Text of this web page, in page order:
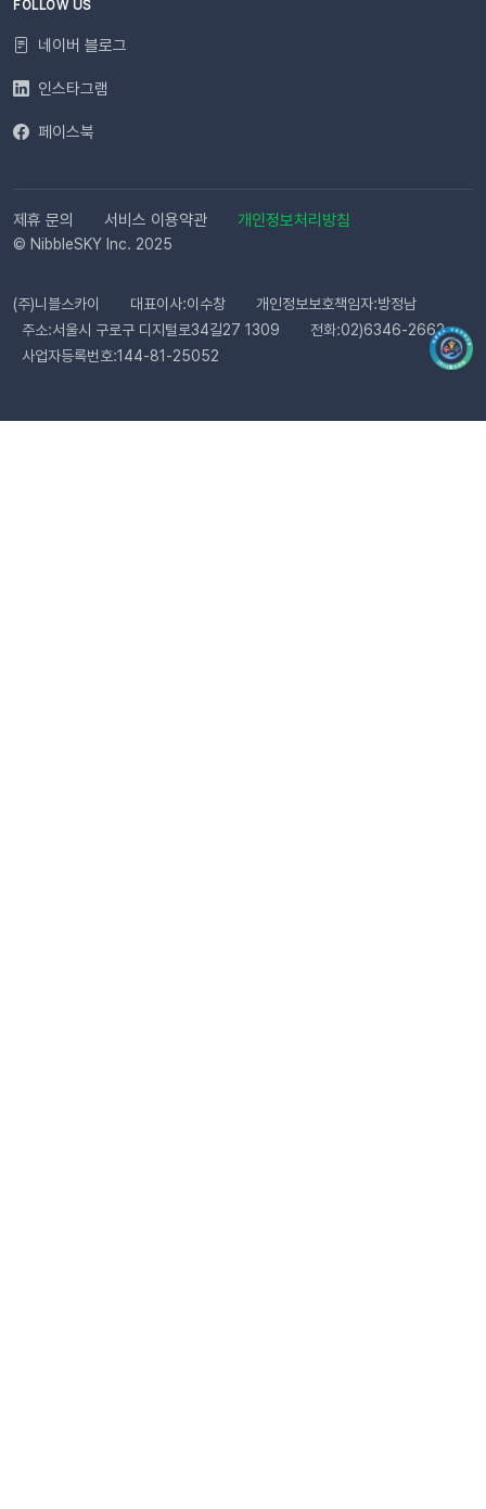
다.사전 필수 작업대체문자 발송을 위해 발신번호 등록을 반드시
완료해 주세요.자주 묻는 질문(FAQ)Q. 템플릿 심사는 어떻게 진
행되나요? 등록한 카카오 채널이 있다면 별도의 요청 없이 자동
으로 심사가 진행됩니다. 심사 완료 후 즉시 사용 가능합니다. Q.
기준 최대 3일 소요됩니다. 심사가 완료될 때까지 상태 버튼이 비
최대 3일)가 완료된 이후부터 발송 가능합니다. Q. 알림톡은 설
정 즉시 발송되나요?네. 활성화하고 고객의 행동을 감지하면 바
요될 수 있습니다. ⭐️ 유의사항 (카페24) 카페24에서는 ‘반품 완
료’와 ‘환불 완료’가 동일한 시점에 처리됩니다. 따라서 자동 발송
메시지는 각각 구분하여 제공되지 않으며, 모두 ‘환불 완료’ 케이
스로 통합 제공됩니다. 지금 바로 이프두에서 교환·반품 알림톡
로 쇼핑몰 운영 효율은 높이고, 고객 만족도는 한 단계 끌어올릴
FOLLOW US
네이버 블로그
인스타그램
페이스북
제휴 문의 서비스 이용약관 개인정보처리방침
© NibbleSKY Inc. 2025
(주)니블스카이 대표이사:이수창
개인정보보호책임자:방정남
주소:서울시 구로구 디지털로34길27 1309
전화:02)6346-2662
사업자등록번호:144-81-25052